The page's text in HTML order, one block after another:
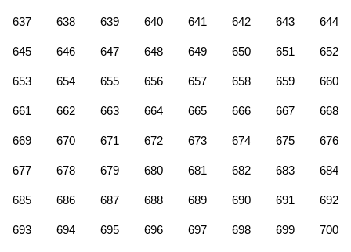
637 638 639 640 641 642 643 644
645 646 647 648 649 650 651 652
653 654 655 656 657 658 659 660
661 662 663 664 665 666 667 668
669 670 671 672 673 674 675 676
677 678 679 680 681 682 683 684
685 686 687 688 689 690 691 692
693 694 695 696 697 698 699 700